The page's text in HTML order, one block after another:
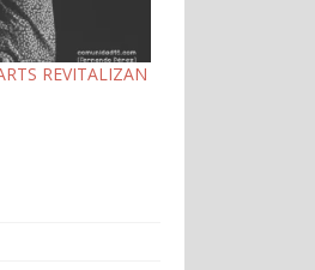
REVITALIZAN